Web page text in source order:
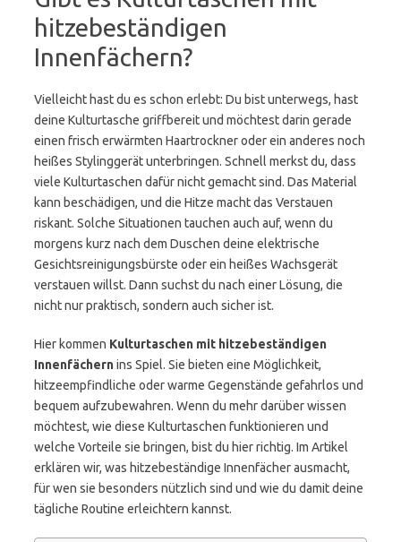
hitzebeständigen
Innenfächern?
Vielleicht hast du es schon erlebt: Du bist unterwegs, hast
deine Kulturtasche griffbereit und möchtest darin gerade
einen frisch erwärmten Haartrockner oder ein anderes noch
heißes Stylinggerät unterbringen. Schnell merkst du, dass
viele Kulturtaschen dafür nicht gemacht sind. Das Material
kann beschädigen, und die Hitze macht das Verstauen
riskant. Solche Situationen tauchen auch auf, wenn du
morgens kurz nach dem Duschen deine elektrische
Gesichtsreinigungsbürste oder ein heißes Wachsgerät
verstauen willst. Dann suchst du nach einer Lösung, die
nicht nur praktisch, sondern auch sicher ist.
Hier kommen Kulturtaschen mit hitzebeständigen
Innenfächernins Spiel. Sie bieten eine Möglichkeit,
hitzeempfindliche oder warme Gegenstände gefahrlos und
bequem aufzubewahren. Wenn du mehr darüber wissen
möchtest, wie diese Kulturtaschen funktionieren und
welche Vorteile sie bringen, bist du hier richtig. Im Artikel
erklären wir, was hitzebeständige Innenfächer ausmacht,
für wen sie besonders nützlich sind und wie du damit deine
tägliche Routine erleichtern kannst.